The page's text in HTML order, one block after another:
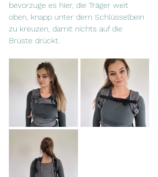
bevorzuge es hier, die Träger weit
oben, knapp unter dem Schlüsselbein
zu kreuzen, damit nichts auf die
Brüste drückt.